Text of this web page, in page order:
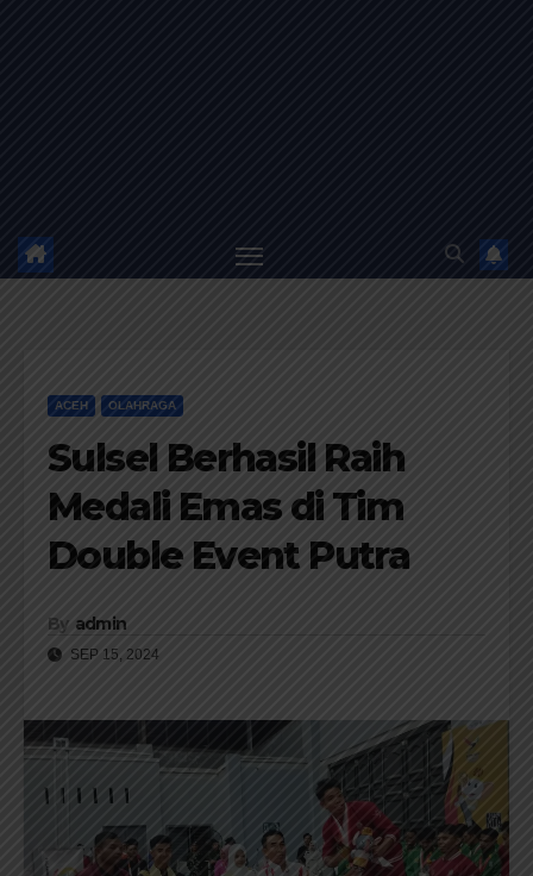
ACEH OLAHRAGA
Sulsel Berhasil Raih
Medali Emas di Tim
Double Event Putra
By admin
SEP 15, 2024